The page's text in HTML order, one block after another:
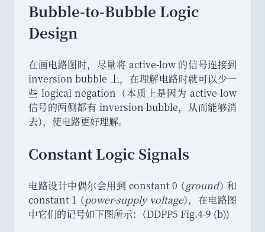
Bubble-to-Bubble Logic
Design
在画电路图时， 尽量将 active-low 的信号连接到
inversion bubble 上， 在理解电路时就可以少一
些 logical negation （本质上是因为 active-low
信号的两侧都有 inversion bubble，
从而能够消
去）， 使电路更好理解。
Constant Logic Signals
电路设计中偶尔会用到 constant 0 （ground） 和
constant 1 （power-supply voltage）， 在电路图
中它们的记号如下图所示： （DDPP5 Fig.4-9 (b))